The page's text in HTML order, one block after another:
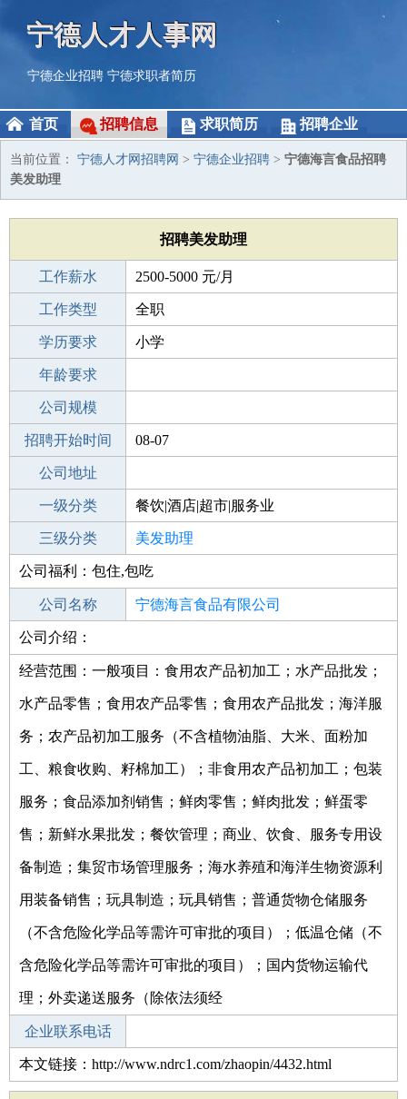
宁德人才人事网
宁德企业招聘 宁德求职者简历
首页 招聘信息 求职简历 招聘企业
当前位置： 宁德人才网招聘网 > 宁德企业招聘 > 宁德海言食品招聘
美发助理
招聘美发助理
工作薪水 2500-5000 元/月
招聘人数 2人
工作类型 全职
性别要求 -
学历要求 小学
工作经验
年龄要求
工作地点
公司规模
公司电话
招聘开始时间 08-07
招聘结束时间
公司地址
一级分类 餐饮|酒店|超市|服务业
二级分类 美容/美发
三级分类 美发助理
其他行业 美发
公司福利：包住,包吃
公司名称 宁德海言食品有限公司
公司类型
公司介绍：
经营范围：一般项目：食用农产品初加工；水产品批发；
水产品零售；食用农产品零售；食用农产品批发；海洋服
务；农产品初加工服务（不含植物油脂、大米、面粉加
工、粮食收购、籽棉加工）；非食用农产品初加工；包装
服务；食品添加剂销售；鲜肉零售；鲜肉批发；鲜蛋零
售；新鲜水果批发；餐饮管理；商业、饮食、服务专用设
备制造；集贸市场管理服务；海水养殖和海洋生物资源利
用装备销售；玩具制造；玩具销售；普通货物仓储服务
（不含危险化学品等需许可审批的项目）；低温仓储（不
含危险化学品等需许可审批的项目）；国内货物运输代
理；外卖递送服务（除依法须经
企业联系电话
本文链接：http://www.ndrc1.com/zhaopin/4432.html